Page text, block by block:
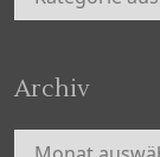
Archiv
Archiv